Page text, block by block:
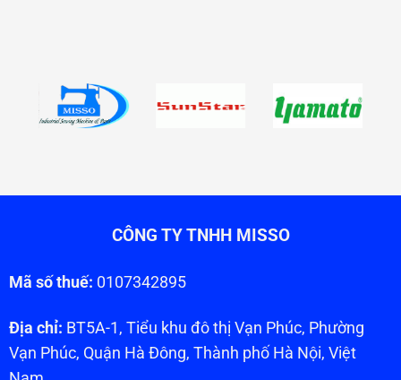
CÔNG TY TNHH MISSO
Mã số thuế: 0107342895
Địa chỉ: BT5A-1, Tiểu khu đô thị Vạn Phúc, Phường
Vạn Phúc, Quận Hà Đông, Thành phố Hà Nội, Việt